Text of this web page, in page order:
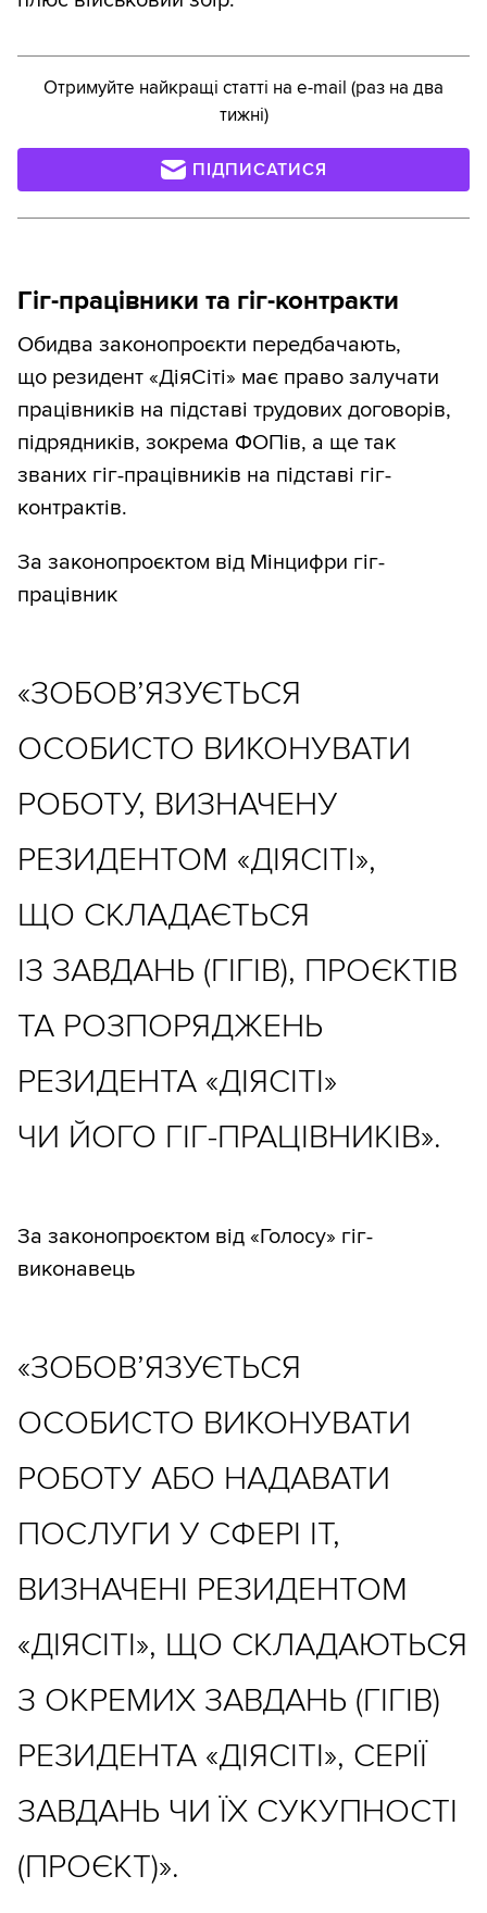
Отримуйте найкращі статті на e-mail (раз на два
тижні)
ПІДПИСАТИСЯ
Гіг-працівники та гіг-контракти
Обидва законопроєкти передбачають,
що резидент «ДіяСіті» має право залучати
працівників на підставі трудових договорів,
підрядників, зокрема ФОПів, а ще так
званих гіг-працівників на підставі гіг-
контрактів.
За законопроєктом від Мінцифри гіг-
працівник
«ЗОБОВ’ЯЗУЄТЬСЯ
ОСОБИСТО ВИКОНУВАТИ
РОБОТУ, ВИЗНАЧЕНУ
РЕЗИДЕНТОМ «ДІЯСІТІ»,
ЩО СКЛАДАЄТЬСЯ
ІЗ ЗАВДАНЬ (ГІГІВ), ПРОЄКТІВ
ТА РОЗПОРЯДЖЕНЬ
РЕЗИДЕНТА «ДІЯСІТІ»
ЧИ ЙОГО ГІГ-ПРАЦІВНИКІВ».
За законопроєктом від «Голосу» гіг-
виконавець
«ЗОБОВ’ЯЗУЄТЬСЯ
ОСОБИСТО ВИКОНУВАТИ
РОБОТУ АБО НАДАВАТИ
ПОСЛУГИ У СФЕРІ IT,
ВИЗНАЧЕНІ РЕЗИДЕНТОМ
«ДІЯСІТІ», ЩО СКЛАДАЮТЬСЯ
З ОКРЕМИХ ЗАВДАНЬ (ГІГІВ)
РЕЗИДЕНТА «ДІЯСІТІ», СЕРІЇ
ЗАВДАНЬ ЧИ ЇХ СУКУПНОСТІ
(ПРОЄКТ)».